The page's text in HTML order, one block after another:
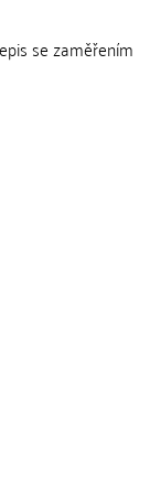
se zaměřením